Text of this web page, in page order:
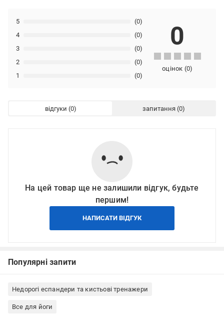
1 (0)
2 (0)
3 (0)
4 (0)
5 (0)
0
оцінок (0)
відгуки запитання
На цей товар ще не залишили відгук, будьте
першим!
НАПИСАТИ ВІДГУК
Популярні запити
Недорогі еспандери та кистьові тренажери
Все для йоги